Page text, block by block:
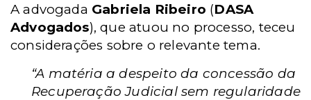
A advogada Gabriela Ribeiro (DASA
Advogados), que atuou no processo, teceu
considerações sobre o relevante tema.
“A matéria a despeito da concessão da
Recuperação Judicial sem regularidade